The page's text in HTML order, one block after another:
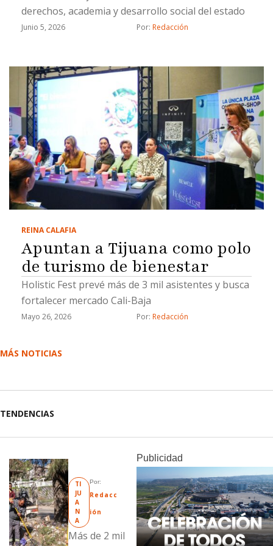
derechos, academia y desarrollo social del estado
Junio 5, 2026 Por: Redacción
REINA CALAFIA
Apuntan a Tijuana como polo
de turismo de bienestar
Holistic Fest prevé más de 3 mil asistentes y busca
fortalecer mercado Cali-Baja
Mayo 26, 2026 Por: Redacción
MÁS NOTICIAS
TENDENCIAS
TI
JU
A
N
A
Por:
Redacc
ión
Más de 2 mil
Publicidad